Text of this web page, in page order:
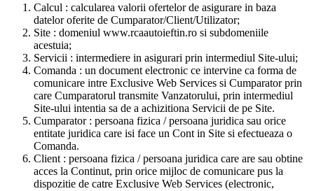
Calcul : calcularea valorii ofertelor de asigurare in baza
datelor oferite de Cumparator/Client/Utilizator;
Site : domeniul www.rcaautoieftin.ro si subdomeniile
acestuia;
Servicii : intermediere in asigurari prin intermediul Site-ului;
Comanda : un document electronic ce intervine ca forma de
comunicare intre Exclusive Web Services si Cumparator prin
care Cumparatorul transmite Vanzatorului, prin intermediul
Site-ului intentia sa de a achizitiona Servicii de pe Site.
Cumparator : persoana fizica / persoana juridica sau orice
entitate juridica care isi face un Cont in Site si efectueaza o
Comanda.
Client : persoana fizica / persoana juridica care are sau obtine
acces la Continut, prin orice mijloc de comunicare pus la
dispozitie de catre Exclusive Web Services (electronic,